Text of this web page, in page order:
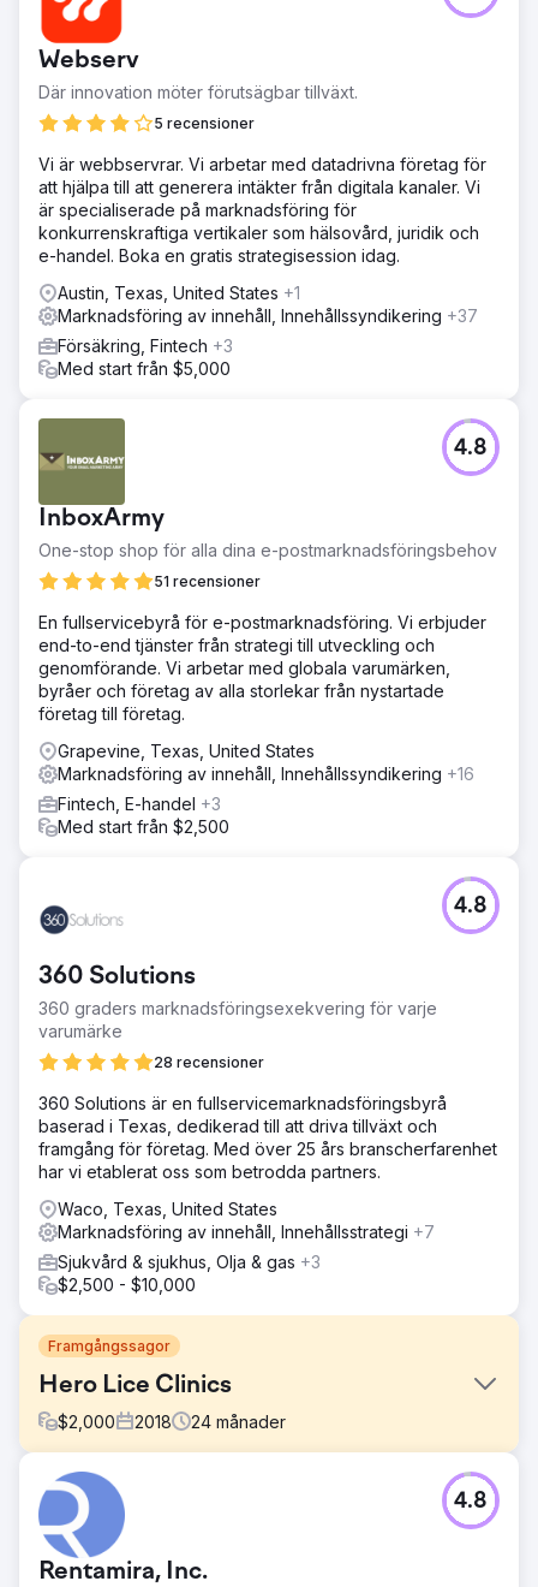
Webserv
Där innovation möter förutsägbar tillväxt.
5 recensioner
Vi är webbservrar. Vi arbetar med datadrivna företag för
att hjälpa till att generera intäkter från digitala kanaler. Vi
är specialiserade på marknadsföring för
konkurrenskraftiga vertikaler som hälsovård, juridik och
e-handel. Boka en gratis strategisession idag.
Austin, Texas, United States +1
Marknadsföring av innehåll, Innehållssyndikering +37
Försäkring, Fintech +3
Med start från $5,000
InboxArmy
One-stop shop för alla dina e-postmarknadsföringsbehov
51 recensioner
4.8
En fullservicebyrå för e-postmarknadsföring. Vi erbjuder
end-to-end tjänster från strategi till utveckling och
genomförande. Vi arbetar med globala varumärken,
byråer och företag av alla storlekar från nystartade
företag till företag.
Grapevine, Texas, United States
Marknadsföring av innehåll, Innehållssyndikering +16
Fintech, E-handel +3
Med start från $2,500
360 Solutions
360 graders marknadsföringsexekvering för varje
varumärke
28 recensioner
4.8
360 Solutions är en fullservicemarknadsföringsbyrå
baserad i Texas, dedikerad till att driva tillväxt och
framgång för företag. Med över 25 års branscherfarenhet
har vi etablerat oss som betrodda partners.
Waco, Texas, United States
Marknadsföring av innehåll, Innehållsstrategi +7
Sjukvård & sjukhus, Olja & gas +3
$2,500 - $10,000
Framgångssagor
Hero Lice Clinics
$2,000 2018 24 månader
Utmaning
Hero Lice Clinics var tidigt inne på affärsmodellen för
lössborttagning. Affärerna hade varit bra tills nationella
konkurrenter flyttade till Austin-området och deras
ranking började sjunka.
Rentamira, Inc.
4.8